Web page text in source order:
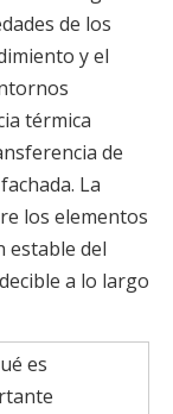
de los
y el
térmica
de
La
los elementos
estable del
a lo largo
es